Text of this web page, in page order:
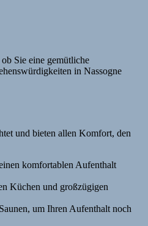
Sie eine gemütliche
in Nassogne
und bieten allen Komfort, den
komfortablen Aufenthalt
Küchen und großzügigen
um Ihren Aufenthalt noch